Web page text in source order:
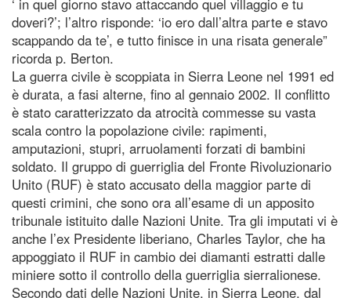
doveri?’; l’altro risponde: ‘io ero dall’altra parte e stavo
scappando da te’, e tutto finisce in una risata generale”
ricorda p. Berton.
La guerra civile è scoppiata in Sierra Leone nel 1991 ed
è durata, a fasi alterne, fino al gennaio 2002. Il conflitto
è stato caratterizzato da atrocità commesse su vasta
scala contro la popolazione civile: rapimenti,
amputazioni, stupri, arruolamenti forzati di bambini
soldato. Il gruppo di guerriglia del Fronte Rivoluzionario
Unito (RUF) è stato accusato della maggior parte di
questi crimini, che sono ora all’esame di un apposito
tribunale istituito dalle Nazioni Unite. Tra gli imputati vi è
anche l’ex Presidente liberiano, Charles Taylor, che ha
appoggiato il RUF in cambio dei diamanti estratti dalle
miniere sotto il controllo della guerriglia sierralionese.
Secondo dati delle Nazioni Unite, in Sierra Leone, dal